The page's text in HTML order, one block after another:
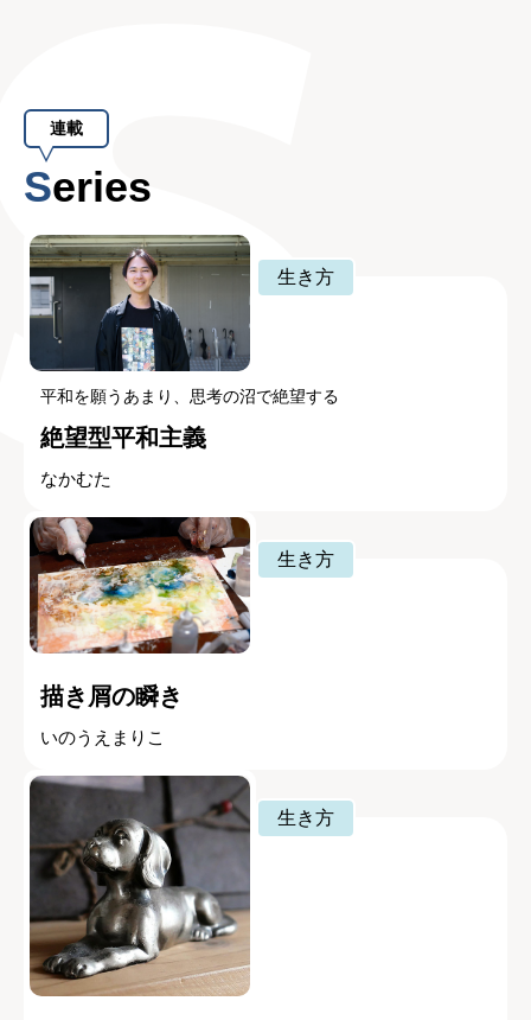
連載
Series
生き方
平和を願うあまり、思考の沼で絶望する
絶望型平和主義
なかむた
生き方
描き屑の瞬き
いのうえまりこ
生き方